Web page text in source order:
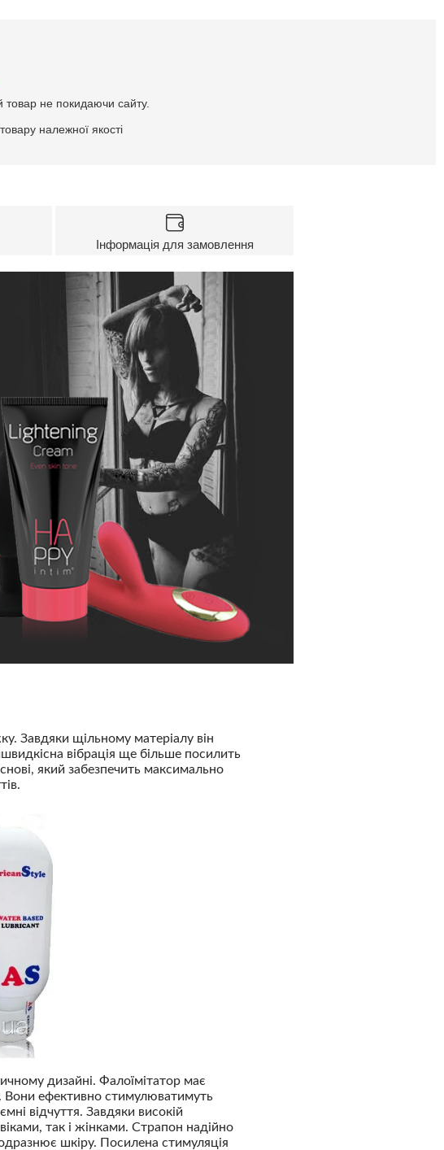
товар не покидаючи сайту.
належної якості
Інформація для замовлення
Завдяки щільному матеріалу він
вібрація ще більше посилить
який забезпечить максимально
дизайні. Фалоїмітатор має
Вони ефективно стимулюватимуть
відчуття. Завдяки високій
так і жінками. Страпон надійно
шкіру. Посилена стимуляція